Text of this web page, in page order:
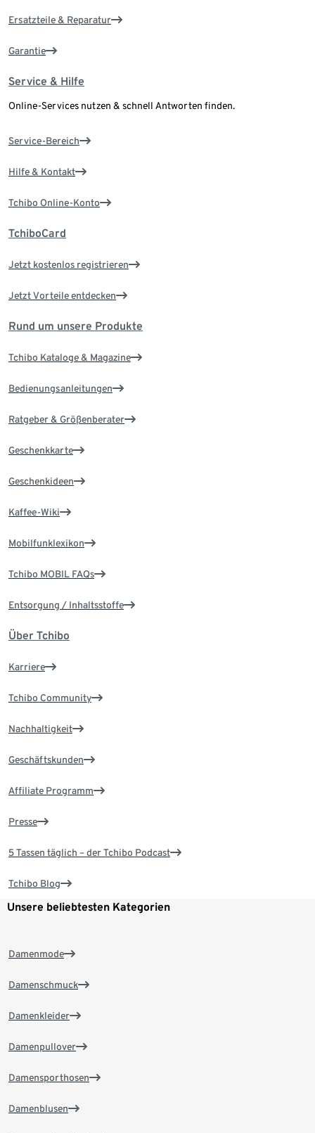
Ersatzteile & Reparatur
Garantie
Service & Hilfe
Online-Services nutzen & schnell Antworten finden.
Service-Bereich
Hilfe & Kontakt
Tchibo Online-Konto
TchiboCard
Jetzt kostenlos registrieren
Jetzt Vorteile entdecken
Rund um unsere Produkte
Tchibo Kataloge & Magazine
Bedienungsanleitungen
Ratgeber & Größenberater
Geschenkkarte
Geschenkideen
Kaffee-Wiki
Mobilfunklexikon
Tchibo MOBIL FAQs
Entsorgung / Inhaltsstoffe
Über Tchibo
Karriere
Tchibo Community
Nachhaltigkeit
Geschäftskunden
Affiliate Programm
Presse
5 Tassen täglich – der Tchibo Podcast
Tchibo Blog
Unsere beliebtesten Kategorien
Damenmode
Damenschmuck
Damenkleider
Damenpullover
Damensporthosen
Damenblusen